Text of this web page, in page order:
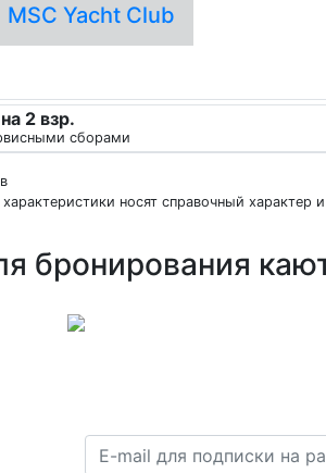
MSC Yacht Club
2 взр.
сборами
носят справочный характер и
бронирования